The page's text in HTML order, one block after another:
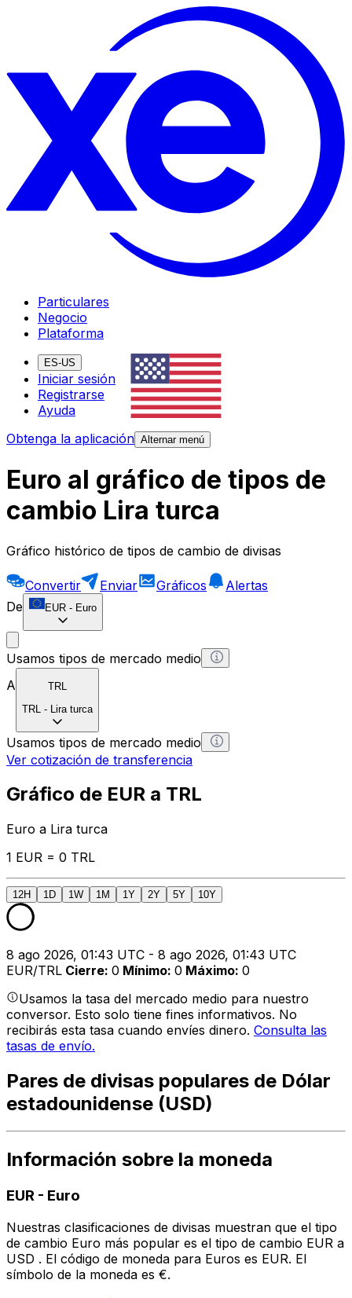
Particulares
Negocio
Plataforma
ES-US
Iniciar sesión
Registrarse
Ayuda
Obtenga la aplicación Alternar menú
Euro al gráfico de tipos de
cambio Lira turca
Gráfico histórico de tipos de cambio de divisas
Convertir Enviar Gráficos
Alertas
De
EUR - Euro
Usamos tipos de mercado medio
A
TRL
TRL - Lira turca
Usamos tipos de mercado medio
Ver cotización de transferencia
Gráfico de EUR a TRL
Euro a Lira turca
1 EUR = 0 TRL
12H 1D 1W 1M 1Y 2Y 5Y 10Y
8 ago 2026, 01:43 UTC - 8 ago 2026, 01:43 UTC
EUR/TRL Cierre: 0 Mínimo: 0 Máximo: 0
Usamos la tasa del mercado medio para nuestro
conversor. Esto solo tiene fines informativos. No
recibirás esta tasa cuando envíes dinero. Consulta las
tasas de envío.
Pares de divisas populares de Dólar
estadounidense (USD)
Información sobre la moneda
EUR - Euro
Nuestras clasificaciones de divisas muestran que el tipo
de cambio Euro más popular es el tipo de cambio EUR a
USD . El código de moneda para Euros es EUR. El
símbolo de la moneda es €.